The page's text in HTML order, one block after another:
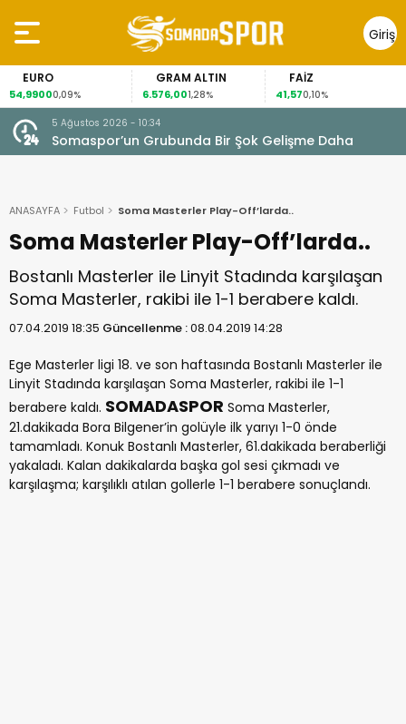
Giriş
Yap
0,09%
GRAM ALTIN
6.576,001,28%
FAİZ
0,10%
5 Ağustos 2026 - 10:34
Somaspor’un Grubunda Bir Şok Gelişme Daha
ANASAYFA Futbol Soma Masterler Play-Off’larda..
Soma Masterler Play-Off’larda..
Bostanlı Masterler ile Linyit Stadında karşılaşan
Soma Masterler, rakibi ile 1-1 berabere kaldı.
07.04.2019 18:35 Güncellenme :08.04.2019 14:28
Ege Masterler ligi 18. ve son haftasında Bostanlı Masterler ile
Linyit Stadında karşılaşan Soma Masterler, rakibi ile 1-1
berabere kaldı. SOMADASPOR Soma Masterler,
21.dakikada Bora Bilgener’in golüyle ilk yarıyı 1-0 önde
tamamladı. Konuk Bostanlı Masterler, 61.dakikada beraberliği
yakaladı. Kalan dakikalarda başka gol sesi çıkmadı ve
karşılaşma; karşılıklı atılan gollerle 1-1 berabere sonuçlandı.